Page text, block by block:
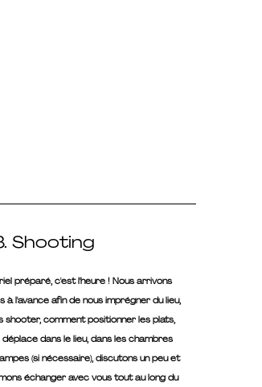
Shooting
préparé, c'est l'heure ! Nous arrivons
l'avance afin de nous imprégner du lieu,
shooter, comment positionner les plats,
dans le lieu, dans les chambres
(si nécessaire), discutons un peu et
échanger avec vous tout au long du